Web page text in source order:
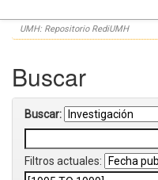
Skip
navigation
UMH: Repositorio RediUMH
Buscar
Buscar:
Filtros actuales: